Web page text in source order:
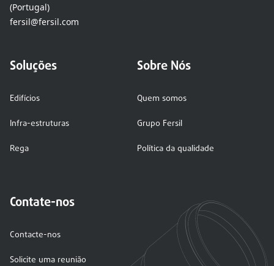
(Portugal)
fersil@fersil.com
Soluções
Edifícios
Infra-estruturas
Rega
Sobre Nós
Quem somos
Grupo Fersil
Política da qualidade
Contate-nos
Contacte-nos
Solicite uma reunião